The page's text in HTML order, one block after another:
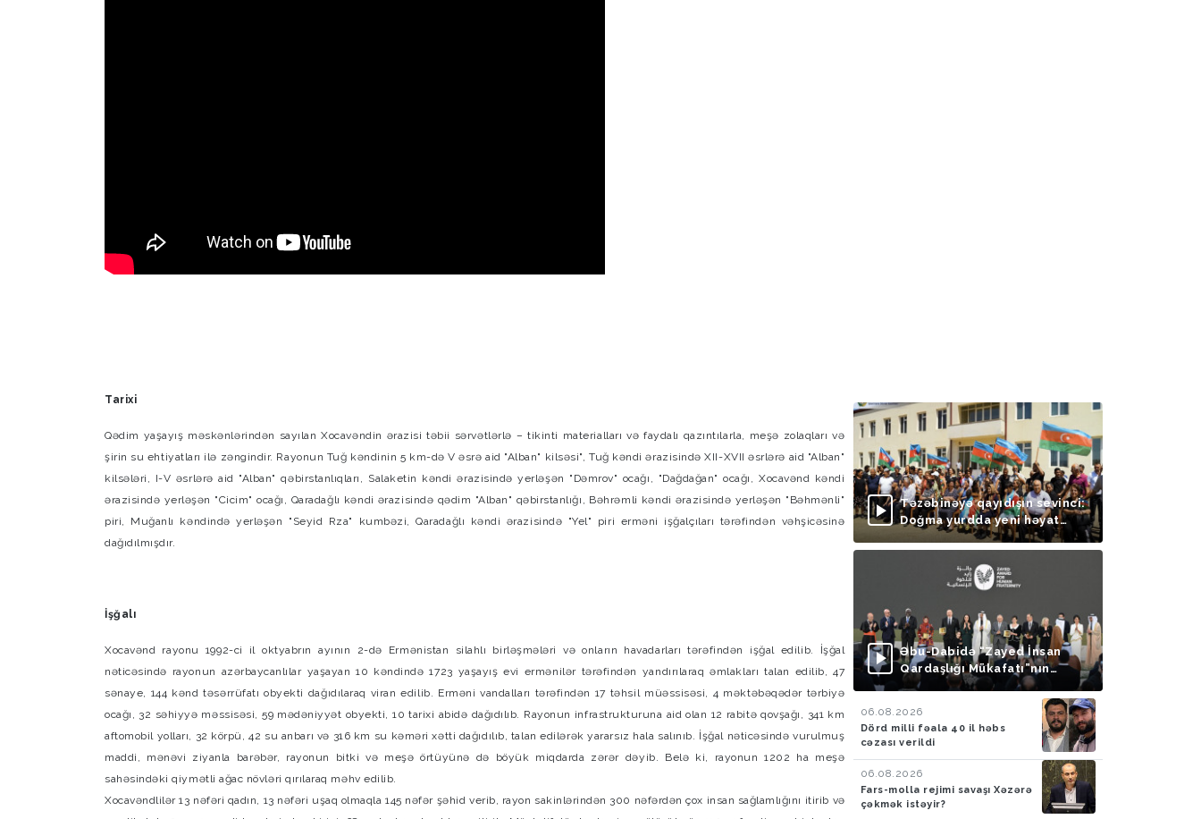
Tarixi
Qədim yaşayış məskənlərindən sayılan Xocavəndin ərazisi təbii sərvətlərlə – tikinti materialları və faydalı qazıntılarla, meşə zolaqları və
şirin su ehtiyatları ilə zəngindir. Rayonun Tuğ kəndinin 5 km-də V əsrə aid "Alban" kilsəsi", Tuğ kəndi ərazisində XII-XVII əsrlərə aid "Alban"
kilsələri, I-V əsrlərə aid "Alban" qəbirstanlıqları, Salaketin kəndi ərazisində yerləşən "Dəmrov" ocağı, "Dağdağan" ocağı, Xocavənd kəndi
ərazisində yerləşən "Cicim" ocağı, Qaradağlı kəndi ərazisində qədim "Alban" qəbirstanlığı, Bəhrəmli kəndi ərazisində yerləşən "Bəhmənli"
piri, Muğanlı kəndində yerləşən "Seyid Rza" kumbəzi, Qaradağlı kəndi ərazisində "Yel" piri erməni işğalçıları tərəfindən vəhşicəsinə
dağıdılmışdır.
İşğalı
Xocavənd rayonu 1992-ci il oktyabrın ayının 2-də Ermənistan silahlı birləşmələri və onların havadarları tərəfindən işğal edilib. İşğal
nəticəsində rayonun azərbaycanlılar yaşayan 10 kəndində 1723 yaşayış evi ermənilər tərəfindən yandırılaraq əmlakları talan edilib, 47
sənaye, 144 kənd təsərrüfatı obyekti dağıdılaraq viran edilib. Erməni vandalları tərəfindən 17 təhsil müəssisəsi, 4 məktəbəqədər tərbiyə
ocağı, 32 səhiyyə məssisəsi, 59 mədəniyyət obyekti, 10 tarixi abidə dağıdılıb. Rayonun infrastrukturuna aid olan 12 rabitə qovşağı, 341 km
aftomobil yolları, 32 körpü, 42 su anbarı və 316 km su kəməri xətti dağıdılıb, talan edilərək yararsız hala salınıb. İşğal nəticəsində vurulmuş
maddi, mənəvi ziyanla barəbər, rayonun bitki və meşə örtüyünə də böyük miqdarda zərər dəyib. Belə ki, rayonun 1202 ha meşə
sahəsindəki qiymətli ağac növləri qırılaraq məhv edilib.
Xocavəndlilər 13 nəfəri qadın, 13 nəfəri uşaq olmaqla 145 nəfər şəhid verib, rayon sakinlərindən 300 nəfərdən çox insan sağlamlığını itirib və
Təzəbinəyə qayıdışın sevinci:
Doğma yurdda yeni həyat
başlayır
Əbu-Dabidə “Zayed İnsan
Qardaşlığı Mükafatı”nın
təqdimolunma mərasimi
06.08.2026
Dörd milli fəala 40 il həbs
cəzası verildi
06.08.2026
Fars-molla rejimi savaşı Xəzərə
çəkmək istəyir?